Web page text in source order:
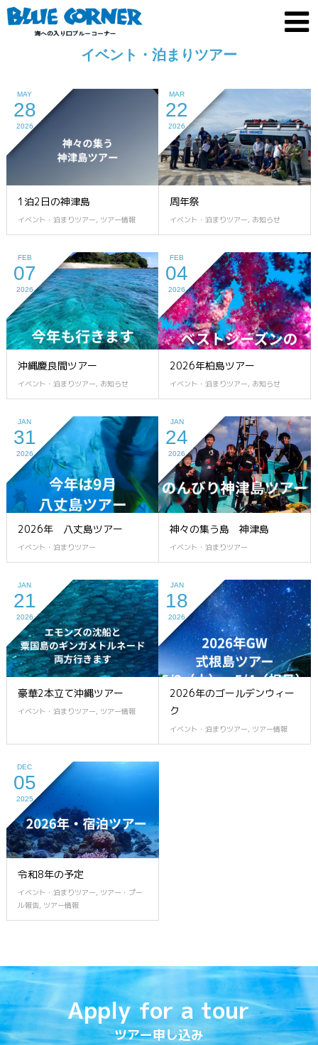
イベント・泊まりツアー
MAY
28
2026
1泊2日の神津島
イベント・泊まりツアー, ツアー情報
MAR
22
2026
周年祭
イベント・泊まりツアー, お知らせ
FEB
07
2026
沖縄慶良間ツアー
イベント・泊まりツアー, お知らせ
FEB
04
2026
2026年柏島ツアー
イベント・泊まりツアー, お知らせ
JAN
31
2026
2026年 八丈島ツアー
イベント・泊まりツアー
JAN
24
2026
神々の集う島 神津島
イベント・泊まりツアー
JAN
21
2026
豪華2本立て沖縄ツアー
イベント・泊まりツアー, ツアー情報
JAN
18
2026
2026年のゴールデンウィー
ク
イベント・泊まりツアー, ツアー情報
DEC
05
2025
令和8年の予定
イベント・泊まりツアー, ツアー・プー
ル報告, ツアー情報
Apply for a tour
ツアー申し込み